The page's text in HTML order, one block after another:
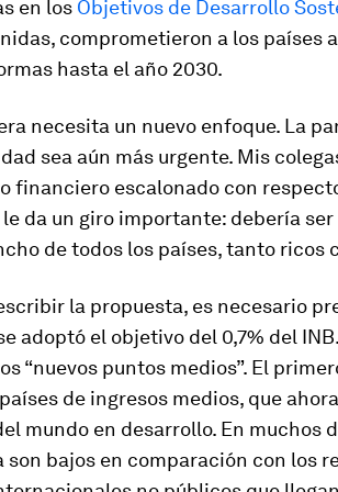
en los Objetivos de Desarrollo
comprometieron a los países
hasta el año 2030.
necesita un nuevo enfoque. La
sea aún más urgente. Mis
financiero escalonado con
da un giro importante: debería
de todos los países, tanto ricos
la propuesta, es necesario
adoptó el objetivo del 0,7% del
“nuevos puntos medios”. El
de ingresos medios, que
mundo en desarrollo. En muchos
son bajos en comparación con los